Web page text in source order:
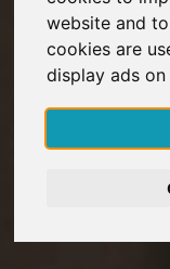
website and
cookies are
display ads